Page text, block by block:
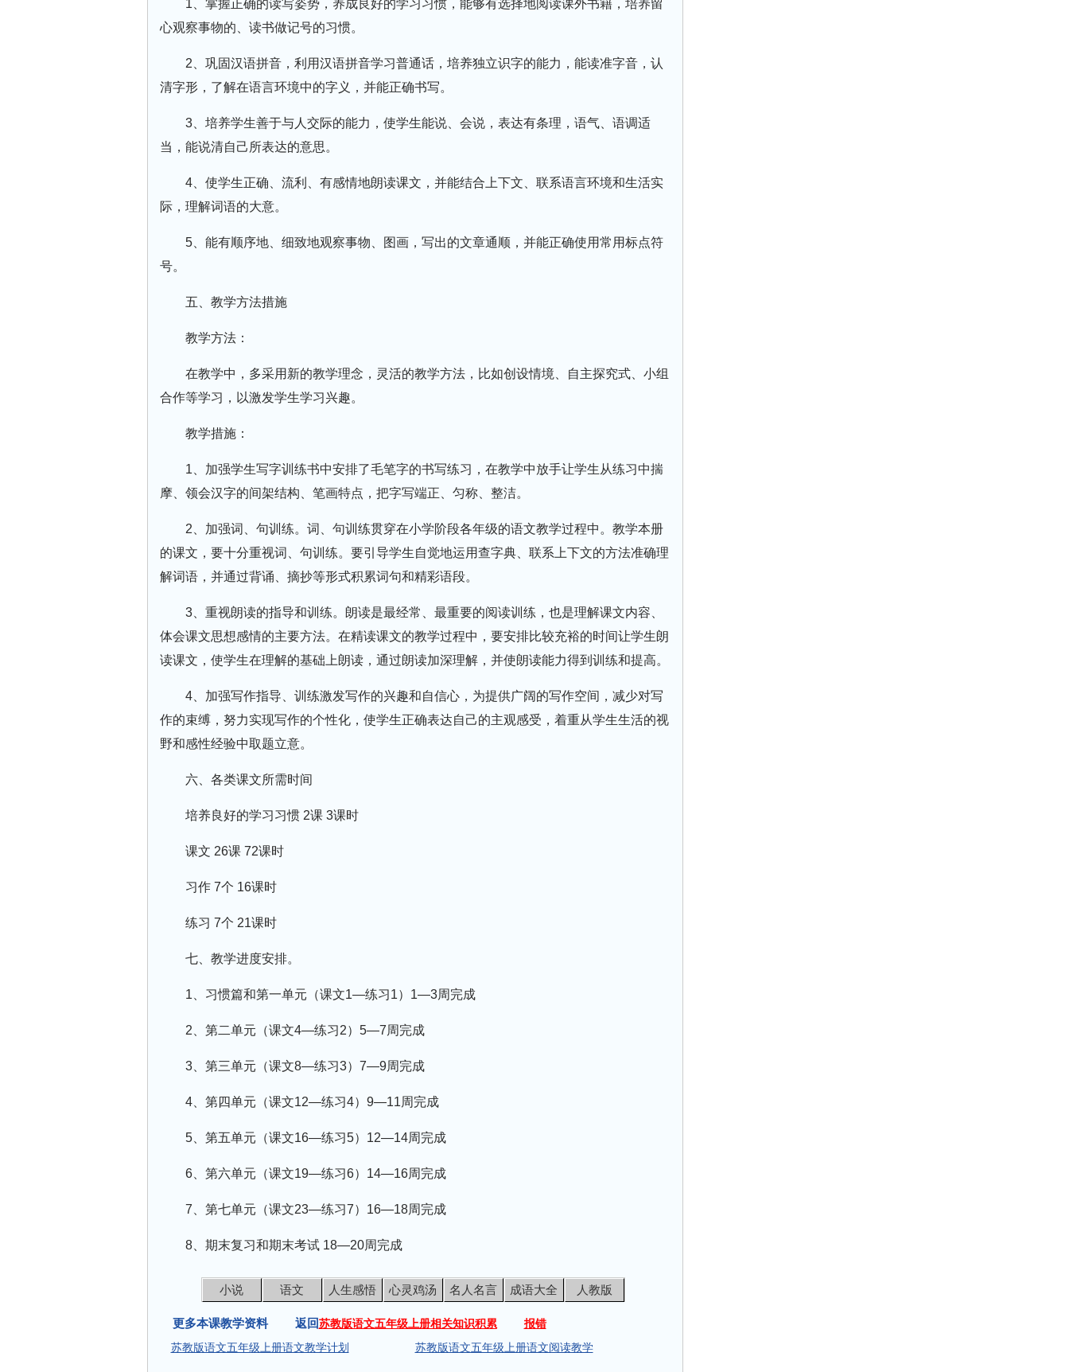
1、掌握正确的读写姿势，养成良好的学习习惯，能够有选择地阅读课外书籍，培养留
心观察事物的、读书做记号的习惯。
2、巩固汉语拼音，利用汉语拼音学习普通话，培养独立识字的能力，能读准字音，认
清字形，了解在语言环境中的字义，并能正确书写。
3、培养学生善于与人交际的能力，使学生能说、会说，表达有条理，语气、语调适
当，能说清自己所表达的意思。
4、使学生正确、流利、有感情地朗读课文，并能结合上下文、联系语言环境和生活实
际，理解词语的大意。
5、能有顺序地、细致地观察事物、图画，写出的文章通顺，并能正确使用常用标点符
号。
五、教学方法措施
教学方法：
在教学中，多采用新的教学理念，灵活的教学方法，比如创设情境、自主探究式、小组
合作等学习，以激发学生学习兴趣。
教学措施：
1、加强学生写字训练书中安排了毛笔字的书写练习，在教学中放手让学生从练习中揣
摩、领会汉字的间架结构、笔画特点，把字写端正、匀称、整洁。
2、加强词、句训练。词、句训练贯穿在小学阶段各年级的语文教学过程中。教学本册
的课文，要十分重视词、句训练。要引导学生自觉地运用查字典、联系上下文的方法准确理
解词语，并通过背诵、摘抄等形式积累词句和精彩语段。
3、重视朗读的指导和训练。朗读是最经常、最重要的阅读训练，也是理解课文内容、
体会课文思想感情的主要方法。在精读课文的教学过程中，要安排比较充裕的时间让学生朗
读课文，使学生在理解的基础上朗读，通过朗读加深理解，并使朗读能力得到训练和提高。
4、加强写作指导、训练激发写作的兴趣和自信心，为提供广阔的写作空间，减少对写
作的束缚，努力实现写作的个性化，使学生正确表达自己的主观感受，着重从学生生活的视
野和感性经验中取题立意。
六、各类课文所需时间
培养良好的学习习惯 2课 3课时
课文 26课 72课时
习作 7个 16课时
练习 7个 21课时
七、教学进度安排。
1、习惯篇和第一单元（课文1—练习1）1—3周完成
2、第二单元（课文4—练习2）5—7周完成
3、第三单元（课文8—练习3）7—9周完成
4、第四单元（课文12—练习4）9—11周完成
5、第五单元（课文16—练习5）12—14周完成
6、第六单元（课文19—练习6）14—16周完成
7、第七单元（课文23—练习7）16—18周完成
8、期末复习和期末考试 18—20周完成
小说 语文 人生感悟 心灵鸡汤 名人名言 成语大全 人教版
更多本课教学资料 返回苏教版语文五年级上册相关知识积累
报错
苏教版语文五年级上册语文教学计划
苏教版语文五年级上册语文阅读教学